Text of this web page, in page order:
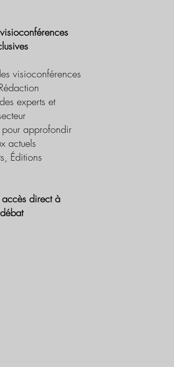
visioconférences
experts et
pour approfondir
actuels
Éditions
accès direct à